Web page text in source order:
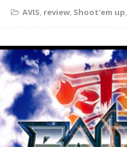
AVIS, review, Shoot'em up,